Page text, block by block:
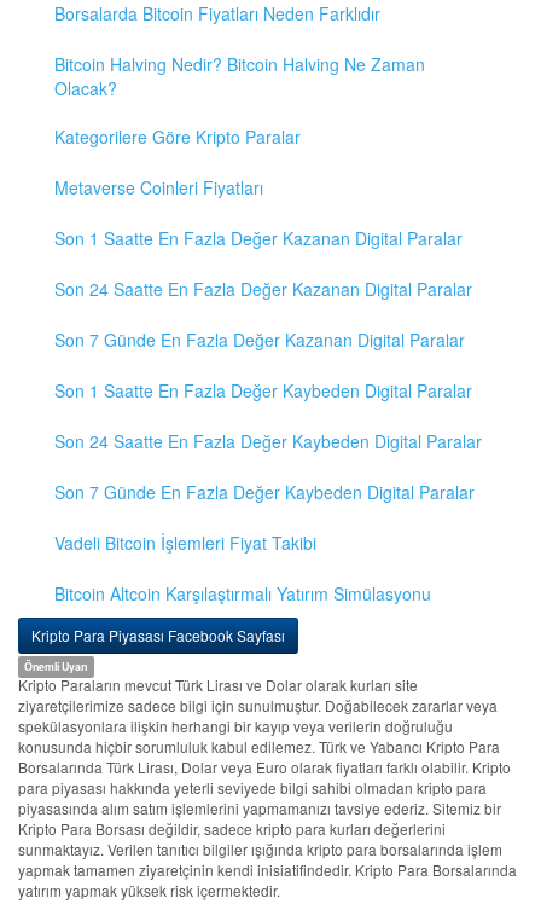
Borsalarda Bitcoin Fiyatları Neden Farklıdır
Bitcoin Halving Nedir? Bitcoin Halving Ne Zaman
Olacak?
Kategorilere Göre Kripto Paralar
Metaverse Coinleri Fiyatları
Son 1 Saatte En Fazla Değer Kazanan Digital Paralar
Son 24 Saatte En Fazla Değer Kazanan Digital Paralar
Son 7 Günde En Fazla Değer Kazanan Digital Paralar
Son 1 Saatte En Fazla Değer Kaybeden Digital Paralar
Son 24 Saatte En Fazla Değer Kaybeden Digital Paralar
Son 7 Günde En Fazla Değer Kaybeden Digital Paralar
Vadeli Bitcoin İşlemleri Fiyat Takibi
Bitcoin Altcoin Karşılaştırmalı Yatırım Simülasyonu
Kripto Para Piyasası Facebook Sayfası
Önemli Uyarı
Kripto Paraların mevcut Türk Lirası ve Dolar olarak kurları site
ziyaretçilerimize sadece bilgi için sunulmuştur. Doğabilecek zararlar veya
spekülasyonlara ilişkin herhangi bir kayıp veya verilerin doğruluğu
konusunda hiçbir sorumluluk kabul edilemez. Türk ve Yabancı Kripto Para
Borsalarında Türk Lirası, Dolar veya Euro olarak fiyatları farklı olabilir. Kripto
para piyasası hakkında yeterli seviyede bilgi sahibi olmadan kripto para
piyasasında alım satım işlemlerini yapmamanızı tavsiye ederiz. Sitemiz bir
Kripto Para Borsası değildir, sadece kripto para kurları değerlerini
sunmaktayız. Verilen tanıtıcı bilgiler ışığında kripto para borsalarında işlem
yapmak tamamen ziyaretçinin kendi inisiatifindedir. Kripto Para Borsalarında
yatırım yapmak yüksek risk içermektedir.